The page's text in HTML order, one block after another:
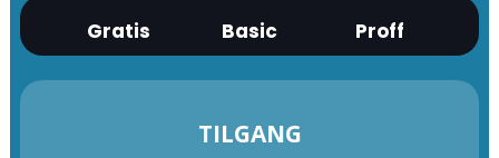
Gratis Basic Proff
TILGANG